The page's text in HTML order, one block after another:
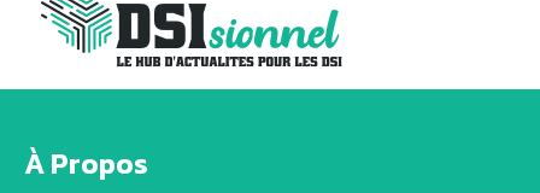
À Propos